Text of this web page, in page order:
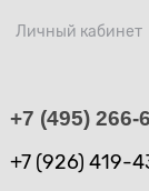
Личный кабинет
+7 (495) 266-
+7 (926) 419-